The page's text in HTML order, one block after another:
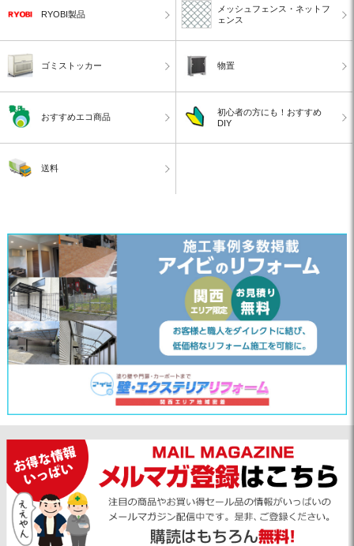
RYOBI製品
メッシュフェンス・ネットフ
ェンス
ゴミストッカー 物置
おすすめエコ商品
初心者の方にも！おすすめ
DIY
送料